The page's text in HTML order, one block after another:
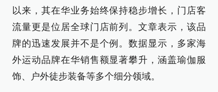
以来，其在华业务始终保持稳步增长，门店客
流量更是位居全球门店前列。文章表示，该品
牌的迅速发展并不是个例。数据显示，多家海
外运动品牌在华销售额显著攀升，涵盖瑜伽服
饰、户外徒步装备等多个细分领域。